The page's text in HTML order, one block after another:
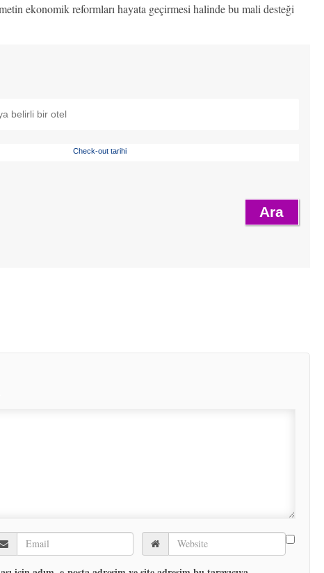
ekonomik reformları hayata geçirmesi halinde bu mali desteği
Check-out tarihi